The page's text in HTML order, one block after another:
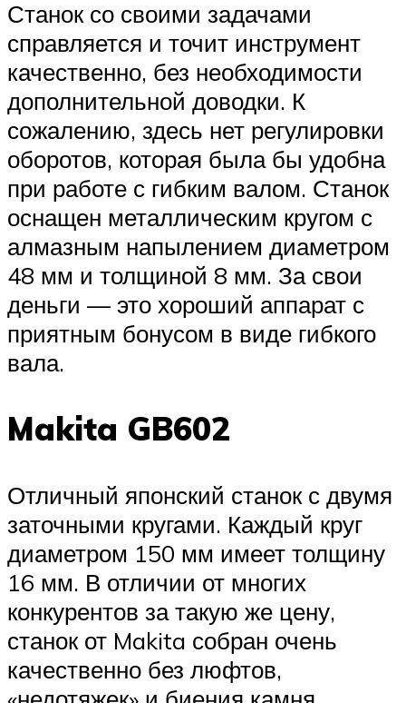
Станок со своими задачами
справляется и точит инструмент
качественно, без необходимости
дополнительной доводки. К
сожалению, здесь нет регулировки
оборотов, которая была бы удобна
при работе с гибким валом. Станок
оснащен металлическим кругом с
алмазным напылением диаметром
48 мм и толщиной 8 мм. За свои
деньги — это хороший аппарат с
приятным бонусом в виде гибкого
вала.
Makita GB602
Отличный японский станок с двумя
заточными кругами. Каждый круг
диаметром 150 мм имеет толщину
16 мм. В отличии от многих
конкурентов за такую же цену,
станок от Makita собран очень
качественно без люфтов,